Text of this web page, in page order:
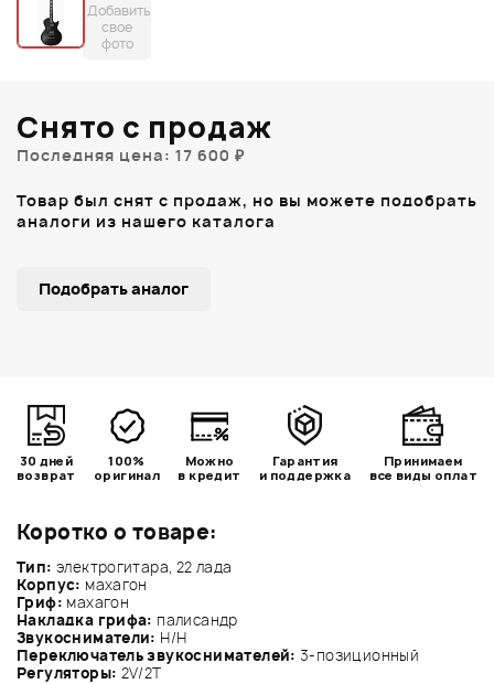
Добавить
свое
фото
Коротко о товаре:
Тип: электрогитара, 22 лада
Корпус: махагон
Гриф: махагон
Накладка грифа: палисандр
Звукосниматели: Н/Н
Переключатель звукоснимателей: 3-позиционный
Регуляторы: 2V/2Т
Снято с продаж
Последняя цена: 17 600 ₽
Товар был снят с продаж, но вы можете подобрать
аналоги из нашего каталога
Подобрать аналог
30 дней
возврат
100%
оригинал
Можно
в кредит
Гарантия
и поддержка
Принимаем
все виды оплат